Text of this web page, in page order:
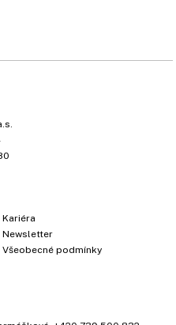
Kariéra
Newsletter
Všeobecné podmínky